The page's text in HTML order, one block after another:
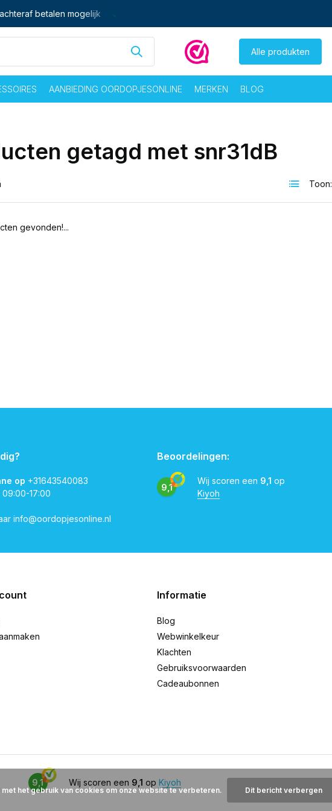
betalen mogelijk
Alle produkten
AANBIEDING OORDOPJESONLINE MERKEN BLOG
getagd met snr31dB
Toon:
gevonden!...
op +31643540083
09:00-17:00
info@oordopjesonline.nl
Beoordelingen:
9,1
Wij scoren een 9,1 op
Kiyoh
Informatie
Blog
Webwinkelkeur
Klachten
Gebruiksvoorwaarden
Cadeaubonnen
9,1 Wij scoren een 9,1 op Kiyoh
het gebruik van cookies om onze website te verbeteren. Dit bericht verbergen